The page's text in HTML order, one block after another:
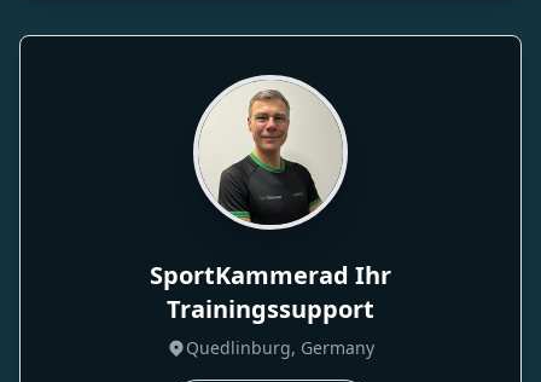
SportKammerad Ihr
Trainingssupport
Quedlinburg, Germany